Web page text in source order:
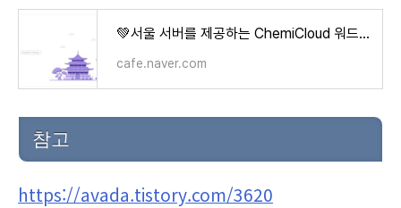
💚서울 서버를 제공하는 ChemiCloud 워드프레스 호스팅 가입 방법 및 워드프레스 설치
cafe.naver.com
참고
https://avada.tistory.com/3620